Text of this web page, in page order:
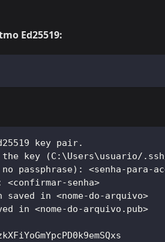
Ed25519:
key pair.
key (C:\Users\usuario/.ssh/
passphrase): <senha-para-
<confirmar-senha>
in <nome-do-arquivo>
in <nome-do-arquivo.pub>